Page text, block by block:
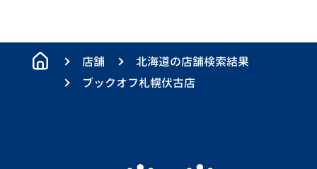
店舗
北海道の店舗検索結果
ブックオフ札幌伏古店